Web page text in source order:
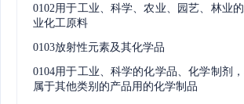
0102用于工业、科学、农业、园艺、林业
业化工原料
0103放射性元素及其化学品
0104用于工业、科学的化学品、化学制剂
属于其他类别的产品用的化学制品